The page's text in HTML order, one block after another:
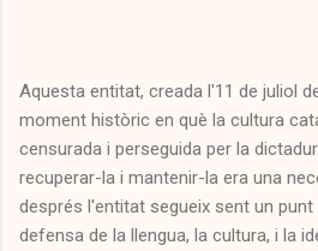
Aquesta entitat, creada l'11 de juliol
moment històric en què la cultura
censurada i perseguida per la
recuperar-la i mantenir-la era una
després l'entitat segueix sent un
defensa de la llengua, la cultura, i la